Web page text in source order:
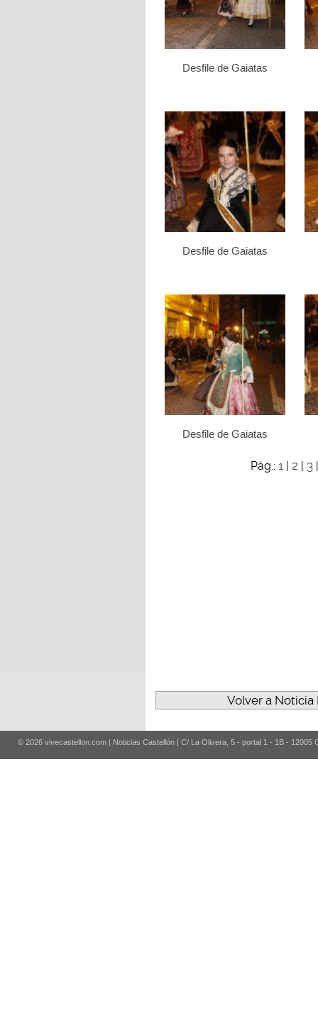
Desfile de Gaiatas
Desfile de Gaiatas
Desfile de Gaiatas
Pág.: 1 | 2 | 3
Volver a Noticia
© 2026 vivecastellon.com | Noticias Castellón | C/ La Olivera, 5 - portal 1 - 1B - 12005